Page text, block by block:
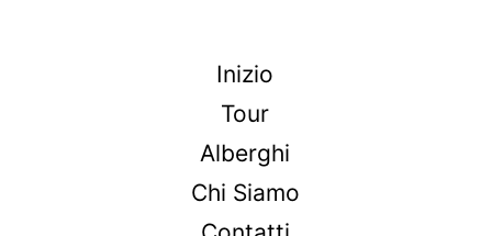
Inizio
Tour
Alberghi
Chi Siamo